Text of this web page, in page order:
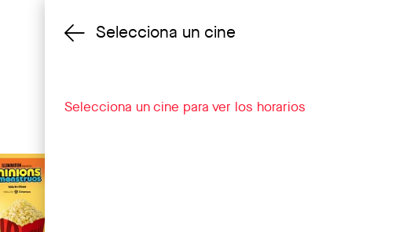
Cambiar cine
Selecciona un cine
Selecciona un cine para ver los horarios